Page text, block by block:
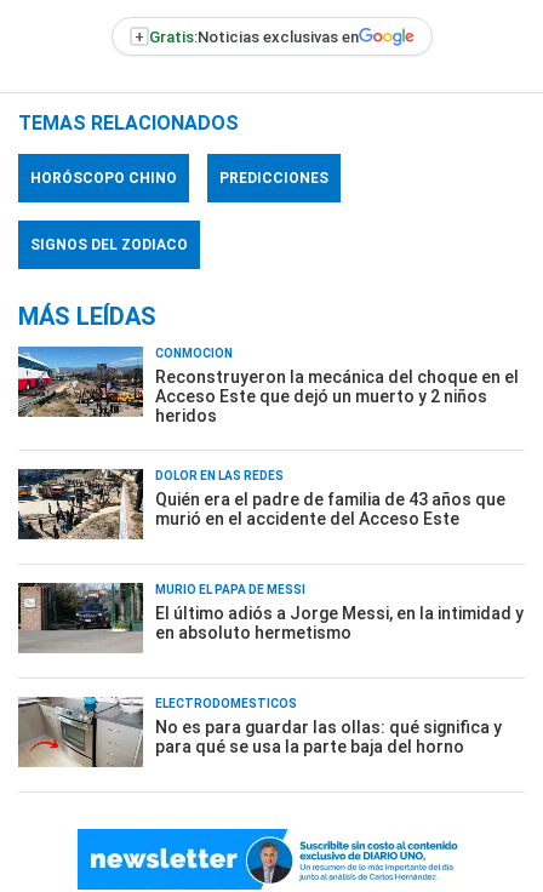
+ Gratis:Noticias exclusivas en
TEMAS RELACIONADOS
HORÓSCOPO CHINO PREDICCIONES
SIGNOS DEL ZODIACO
MÁS LEÍDAS
CONMOCIÓN
Reconstruyeron la mecánica del choque en el
Acceso Este que dejó un muerto y 2 niños
heridos
DOLOR EN LAS REDES
Quién era el padre de familia de 43 años que
murió en el accidente del Acceso Este
MURIÓ EL PAPÁ DE MESSI
El último adiós a Jorge Messi, en la intimidad y
en absoluto hermetismo
ELECTRODOMÉSTICOS
No es para guardar las ollas: qué significa y
para qué se usa la parte baja del horno